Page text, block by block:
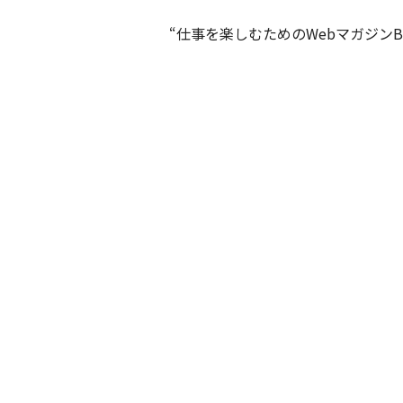
“仕事を楽しむためのWebマガジ